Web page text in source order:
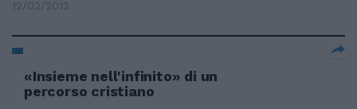
12/02/2012
«Insieme nell'infinito» di un
percorso cristiano